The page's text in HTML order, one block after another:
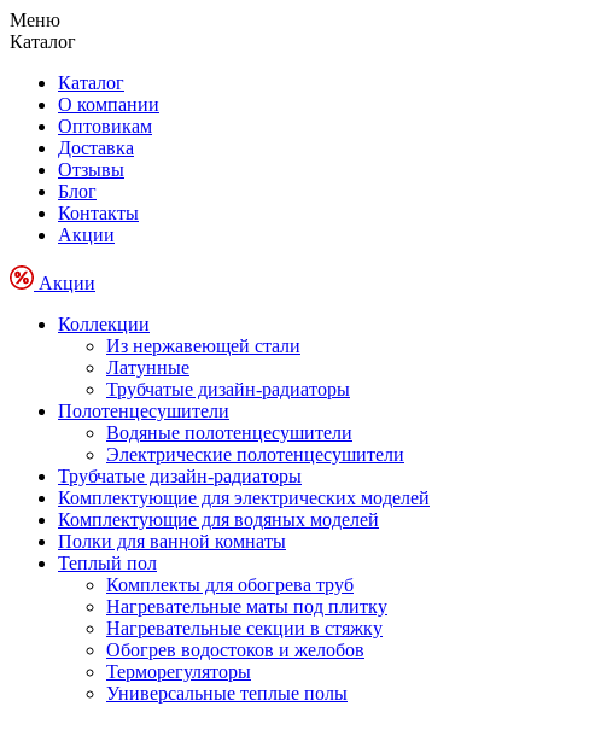
Меню
Каталог
Каталог
О компании
Оптовикам
Доставка
Отзывы
Блог
Контакты
Акции
Акции
Коллекции
Из нержавеющей стали
Латунные
Трубчатые дизайн-радиаторы
Полотенцесушители
Водяные полотенцесушители
Электрические полотенцесушители
Трубчатые дизайн-радиаторы
Комплектующие для электрических моделей
Комплектующие для водяных моделей
Полки для ванной комнаты
Теплый пол
Комплекты для обогрева труб
Нагревательные маты под плитку
Нагревательные секции в стяжку
Обогрев водостоков и желобов
Терморегуляторы
Универсальные теплые полы